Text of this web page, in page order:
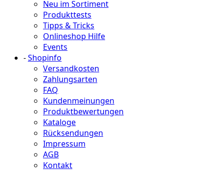
Neu im Sortiment
Produkttests
Tipps & Tricks
Onlineshop Hilfe
Events
-Shopinfo
Versandkosten
Zahlungsarten
FAQ
Kundenmeinungen
Produktbewertungen
Kataloge
Rücksendungen
Impressum
AGB
Kontakt